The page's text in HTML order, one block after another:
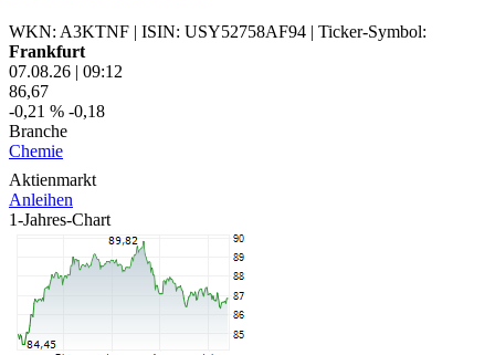
WKN: A3KTNF | ISIN: USY52758AF94 | Ticker-Symbol:
Frankfurt
07.08.26 | 09:12
86,67
-0,21 % -0,18
Branche
Chemie
Aktienmarkt
Anleihen
1-Jahres-Chart